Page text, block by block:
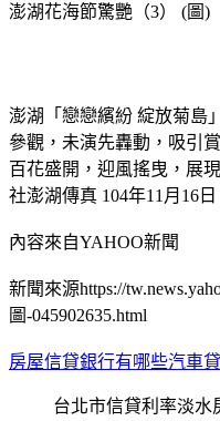
澎湖花海節驚艷（3） (圖)
澎湖「戀戀繽紛 綻放菊島
參觀，未演先轟動，吸引
百花盛開，迎風搖曳，展
社澎湖傳真 104年11月16日
內容來自YAHOO新聞
新聞來源https://
圖-045902635.html
房屋信貸銀行有哪些汽車
台北市信貸利率淡水